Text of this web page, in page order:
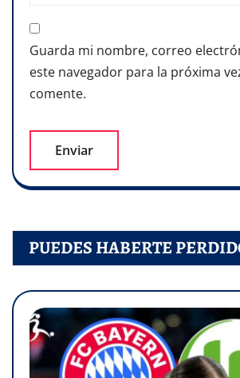
Guarda mi nombre, correo
este navegador para la próxima
comente.
PUEDES HABERTE